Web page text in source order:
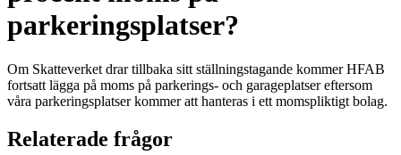
parkeringsplatser?
Om Skatteverket drar tillbaka sitt ställningstagande kommerHFAB
fortsatt lägga på moms på parkerings- och garageplatser eftersom
våra parkeringsplatser kommer att hanteras i ett momspliktigt bolag.
Relaterade frågor